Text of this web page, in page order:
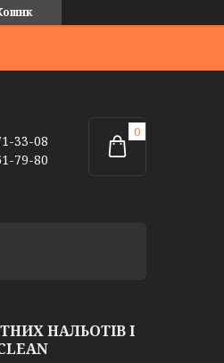
33-08
79-80
НАЛЬОТІВ І